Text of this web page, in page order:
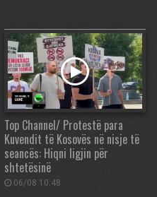
Top Channel/ Protestë para
Kuvendit të Kosovës në nisje të
seancës: Hiqni ligjin për
shtetësinë
06/08 10:48